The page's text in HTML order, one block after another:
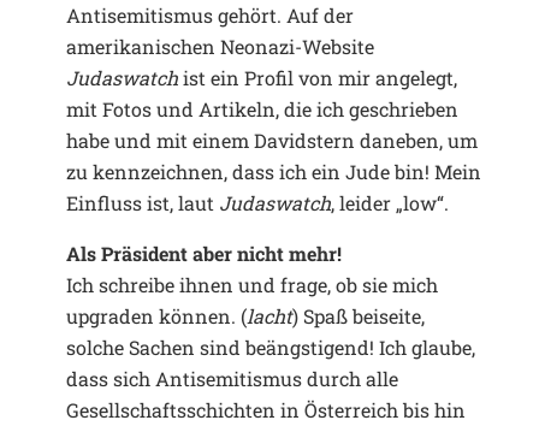
Antisemitismus gehört. Auf der
amerikanischen Neonazi-Website
Judaswatchist ein Profil von mir angelegt,
mit Fotos und Artikeln, die ich geschrieben
habe und mit einem Davidstern daneben, um
zu kennzeichnen, dass ich ein Jude bin! Mein
Einfluss ist, laut Judaswatch, leider „low“.
Als Präsident aber nicht mehr!
Ich schreibe ihnen und frage, ob sie mich
upgraden können. (lacht) Spaß beiseite,
solche Sachen sind beängstigend! Ich glaube,
dass sich Antisemitismus durch alle
Gesellschaftsschichten in Österreich bis hin